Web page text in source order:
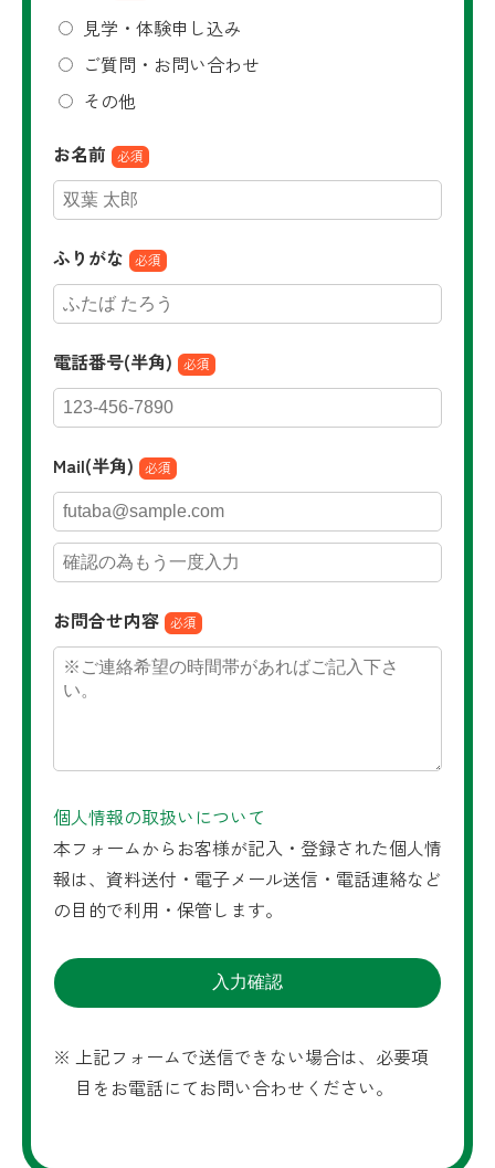
見学・体験申し込み
ご質問・お問い合わせ
その他
お名前
必須
ふりがな 必須
電話番号(半角) 必須
Mail(半角) 必須
お問合せ内容 必須
個人情報の取扱いについて
本フォームからお客様が記入・登録された個人情
報は、資料送付・電子メール送信・電話連絡など
の目的で利用・保管します。
上記フォームで送信できない場合は、必要項
目をお電話にてお問い合わせください。